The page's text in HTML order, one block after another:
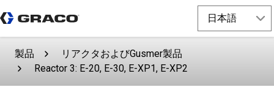
製品
リアクタおよびGusmer製品
Reactor 3: E-20, E-30, E-XP1, E-XP2